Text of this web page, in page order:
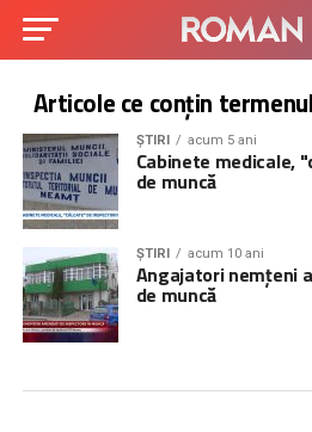
Articole ce conțin
ȘTIRI acum 5 ani
Cabinete medicale,
de muncă
ȘTIRI acum 10 ani
Angajatori nemțeni
de muncă